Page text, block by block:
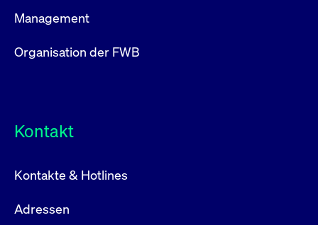
Management
Organisation der FWB
Kontakt
Kontakte & Hotlines
Adressen